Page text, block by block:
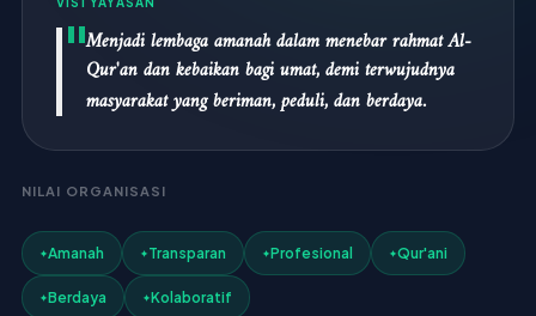
Menjadi lembaga amanah dalam menebar rahmat Al-
Qur'an dan kebaikan bagi umat, demi terwujudnya
masyarakat yang beriman, peduli, dan berdaya.
NILAI ORGANISASI
Amanah Transparan Profesional Qur'ani
Berdaya Kolaboratif